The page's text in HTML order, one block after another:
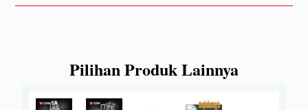
Pilihan Produk Lainnya